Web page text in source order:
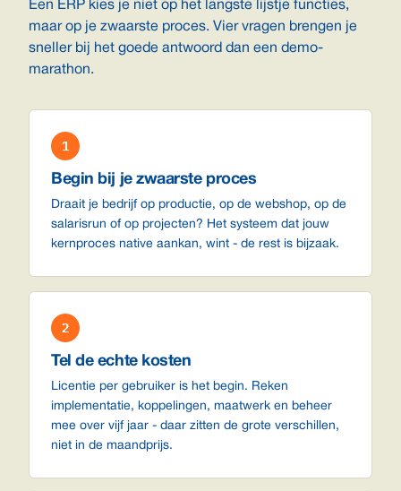
Een ERP kies je niet op het langste lijstje functies,
maar op je zwaarste proces. Vier vragen brengen je
sneller bij het goede antwoord dan een demo-
marathon.
1
Begin bij je zwaarste proces
Draait je bedrijf op productie, op de webshop, op de
salarisrun of op projecten? Het systeem dat jouw
kernproces native aankan, wint - de rest is bijzaak.
2
Tel de echte kosten
Licentie per gebruiker is het begin. Reken
implementatie, koppelingen, maatwerk en beheer
mee over vijf jaar - daar zitten de grote verschillen,
niet in de maandprijs.